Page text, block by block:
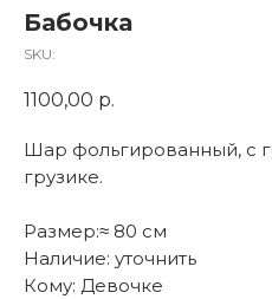
Бабочка
SKU:
1100,00 р.
Шар фольгированный, с
грузике.
Размер:≈ 80 см
Наличие: уточнить
Кому: Девочке